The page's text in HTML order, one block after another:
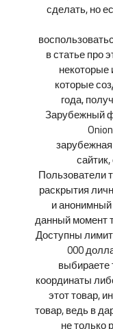
сделать, но
в статье про
которые
года,
Зарубежный
Пользователи
раскрытия
и
данный момент
Доступны
000
выбираете
координаты
этот товар,
товар, ведь в